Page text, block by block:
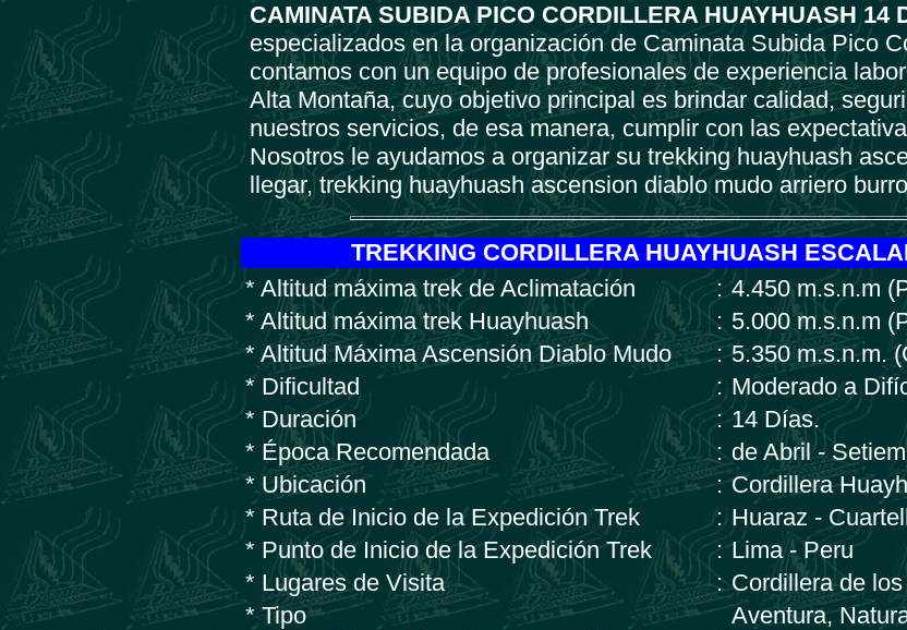
CAMINATA SUBIDA PICO CORDILLERA HUAYHUASH 14
especializados en la organización de Caminata Subida Pico
contamos con un equipo de profesionales de experiencia
Alta Montaña, cuyo objetivo principal es brindar calidad,
nuestros servicios, de esa manera, cumplir con las
Nosotros le ayudamos a organizar su trekking huayhuash
llegar, trekking huayhuash ascension diablo mudo arriero
TREKKING CORDILLERA HUAYHUASH
* Altitud máxima trek de Aclimatación
: 4.450 m.s.n.m
* Altitud máxima trek Huayhuash
: 5.000 m.s.n.m
* Altitud Máxima Ascensión Diablo Mudo
: 5.350 m.s.n.m.
* Dificultad
: Moderado a
* Duración
: 14 Días.
* Época Recomendada
: de Abril -
* Ubicación
: Cordillera
* Ruta de Inicio de la Expedición Trek
: Huaraz -
* Punto de Inicio de la Expedición Trek
: Lima - Peru
* Lugares de Visita
: Cordillera de
* Tipo
Aventura,